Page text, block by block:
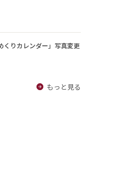
くりカレンダー」写真変更
もっと見る